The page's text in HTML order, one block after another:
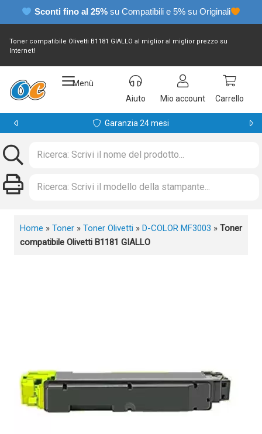
Sconti fino al 25% su Compatibili e 5% su Originali
Toner compatibile Olivetti B1181 GIALLO al miglior al miglior prezzo su
Internet!
Menù
Aiuto
Mio account Carrello
Garanzia 24 mesi
Home » Toner » Toner Olivetti » D-COLOR MF3003 » Toner
compatibile Olivetti B1181 GIALLO